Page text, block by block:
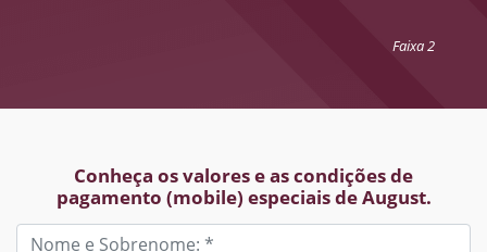
Faixa 2
Conheça os valores e as condições de
pagamento (mobile) especiais de August.